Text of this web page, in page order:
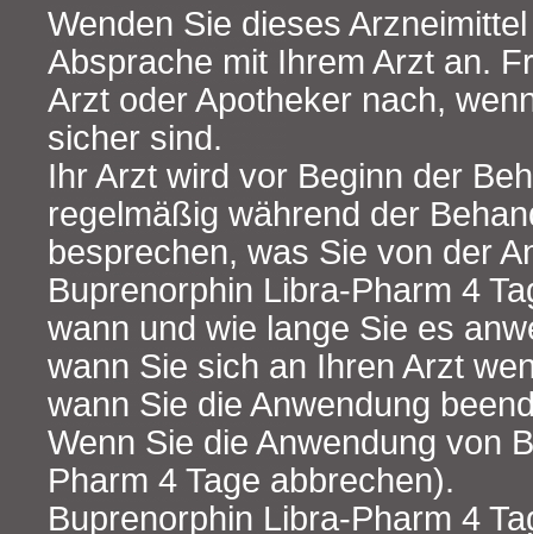
Wenden Sie dieses
Absprache mit Ihrem Arzt an.
Arzt oder Apotheker nach,
sicher sind.
Ihr Arzt wird vor Beginn der
regelmäßig während der
besprechen, was Sie von der
Buprenorphin Libra-Pharm 4
wann und wie lange Sie es
wann Sie sich an Ihren Arzt
wann Sie die Anwendung
Wenn Sie die Anwendung von
Pharm 4 Tage abbrechen).
Buprenorphin Libra-Pharm 4